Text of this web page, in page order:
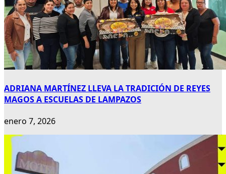
ADRIANA MARTÍNEZ LLEVA LA TRADICIÓN DE REYES
MAGOS A ESCUELAS DE LAMPAZOS
enero 7, 2026